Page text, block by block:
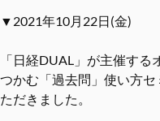
▼2021年10月22日(金)
「日経DUAL」が主催す
つかむ「過去問」使い方
ただきました。